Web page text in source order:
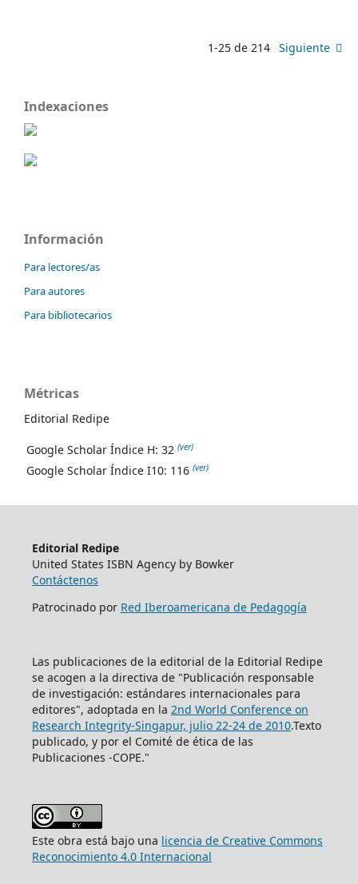
1-25 de 214 Siguiente
Indexaciones
Información
Para lectores/as
Para autores
Para bibliotecarios
Métricas
Editorial Redipe
Google Scholar Índice H: 32 (ver)
Google Scholar Índice I10: 116 (ver)
Editorial Redipe
United States ISBN Agency by Bowker
Contáctenos
Patrocinado por Red Iberoamericana de Pedagogía
Las publicaciones de la editorial de la Editorial Redipe
se acogen a la directiva de "Publicación responsable
de investigación: estándares internacionales para
editores", adoptada en la 2nd World Conference on
Research Integrity-Singapur, julio 22-24 de 2010.Texto
publicado, y por el Comité de ética de las
Publicaciones -COPE."
Este obra está bajo una licencia de Creative Commons
Reconocimiento 4.0 Internacional